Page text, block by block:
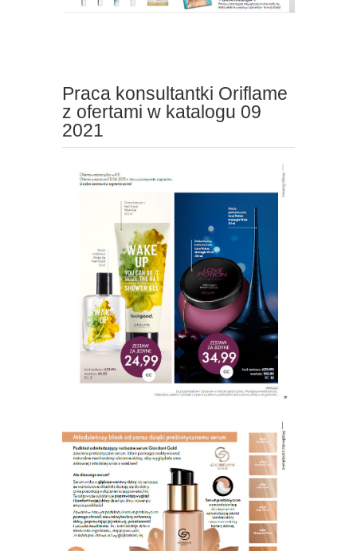
Praca konsultantki Oriflame
z ofertami w katalogu 09
2021